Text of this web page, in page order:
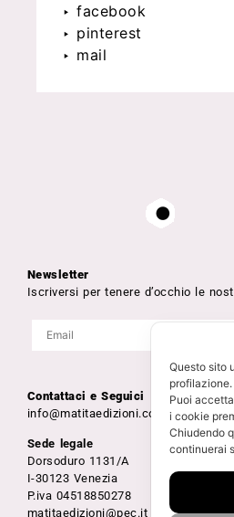
‣ facebook
‣ pinterest
‣ mail
Newsletter
Iscriversi per tenere d’occhio le
Contattaci e Seguici
info@matitaedizioni.com
Sede legale
Dorsoduro 1131/A
I-30123 Venezia
P.iva 04518850278
matitaedizioni@pec.it
Questo sito
profilazione.
Puoi
i cookie
Chiudendo
continuerai